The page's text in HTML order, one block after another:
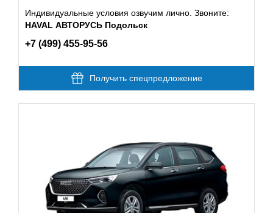
Индивидуальные условия озвучим лично. Звоните:
HAVAL АВТОРУСЬ Подольск
+7 (499) 455-95-56
Получить спецпредложение